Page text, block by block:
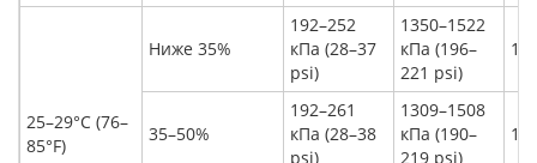
25–29°C (76–
85°F)
Ниже 35%
192–252
кПа (28–37
psi)
1350–1522
кПа (196–
221 psi)
35–50%
192–261
кПа (28–38
psi)
1309–1508
кПа (190–
219 psi)